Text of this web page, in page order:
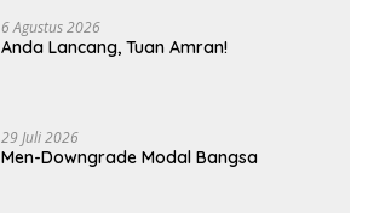
6 Agustus 2026
Anda Lancang, Tuan Amran!
29 Juli 2026
Men-Downgrade Modal Bangsa